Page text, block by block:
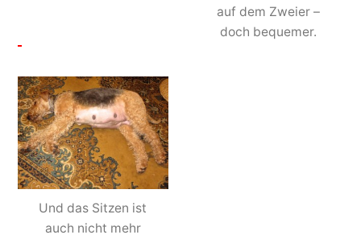
auf dem Zweier –
doch bequemer.
Und das Sitzen ist
auch nicht mehr